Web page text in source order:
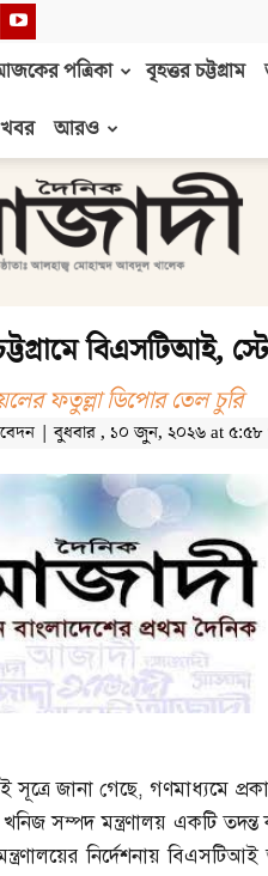
পত্রিকা বৃহত্তর চট্টগ্রাম
আরও
বিএসটিআই,
ফতুল্লা ডিপোর তেল চুরি
| বুধবার , ১০ জুন, ২০২৬ at ৫:৫৮
সূত্রে জানা গেছে,গণমাধ্যমে
খনিজ সম্পদ মন্ত্রণালয় একটি
নির্দেশনায়